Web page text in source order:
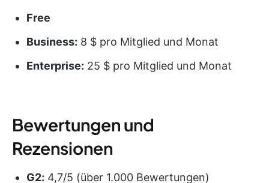
Free
Business: 8 $ pro Mitglied und Monat
Enterprise: 25 $ pro Mitglied und Monat
Bewertungen und
Rezensionen
G2: 4,7/5 (über 1.000 Bewertungen)